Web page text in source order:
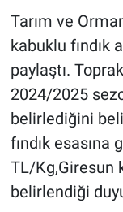
Tarım ve
kabuklu fındık
paylaştı.
2024/2025
belirlediğini
fındık
TL/Kg,Giresun
belirlendiği